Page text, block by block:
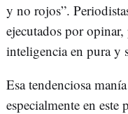
y no rojos”.
ejecutados por opinar,
inteligencia en pura y
Esa tendenciosa
especialmente en este